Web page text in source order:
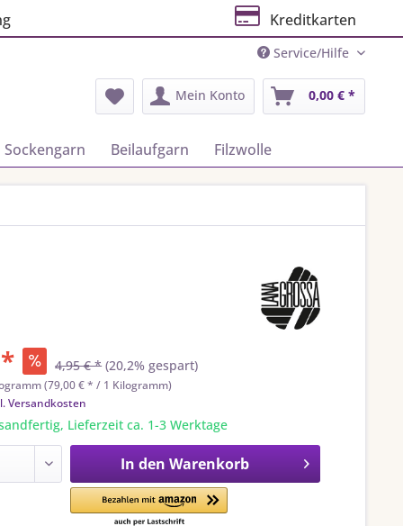
Kreditkarten
Service/Hilfe
Mein Konto 0,00 € *
Sockengarn Beilaufgarn Filzwolle
4,95 € * (20,2% gespart)
(79,00 € * / 1 Kilogramm)
Versandkosten
Lieferzeit ca. 1-3 Werktage
In den Warenkorb